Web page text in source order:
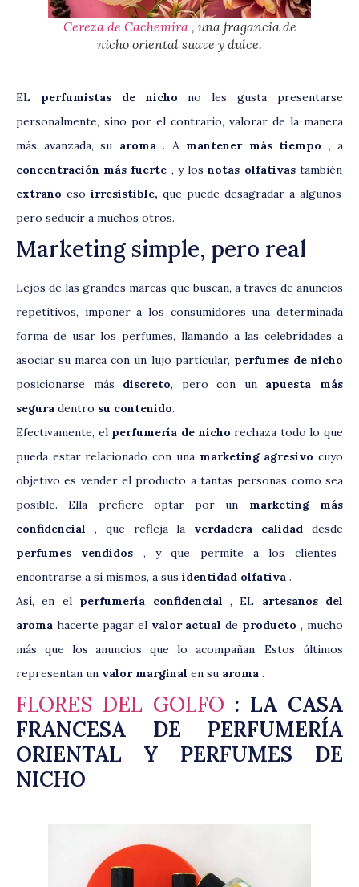
Cereza de Cachemira, una fragancia de
nicho oriental suave y dulce.
EL perfumistas de nicho no les gusta presentarse
personalmente, sino por el contrario, valorar de la manera
más avanzada, su aroma. Amantener más tiempo , a
concentración más fuerte , y los notas olfativastambién
extraño eso irresistible, que puede desagradar a algunos
pero seducir a muchos otros.
Marketing simple, pero real
Lejos de las grandes marcas que buscan, a través de anuncios
repetitivos, imponer a los consumidores una determinada
forma de usar los perfumes, llamando a las celebridades a
asociar su marca con un lujo particular, perfumes de nicho
posicionarse más discreto, pero con un apuesta más
segura dentro su contenido.
Efectivamente, elperfumería de nicho rechaza todo lo que
pueda estar relacionado con unamarketing agresivo cuyo
objetivo es vender el producto a tantas personas como sea
posible. Ella prefiere optar por un marketing más
confidencial , que refleja la verdadera calidad desde
perfumes vendidos , y que permite a los clientes
encontrarse a sí mismos, a sus identidad olfativa .
Así, en elperfumería confidencial , EL artesanos del
aroma hacerte pagar elvalor actual de producto , mucho
más que los anuncios que lo acompañan. Estos últimos
representan un valor marginal en su aroma .
FLORES DEL GOLFO : LA CASA
FRANCESA DE PERFUMERÍA
ORIENTAL Y PERFUMES DE
NICHO